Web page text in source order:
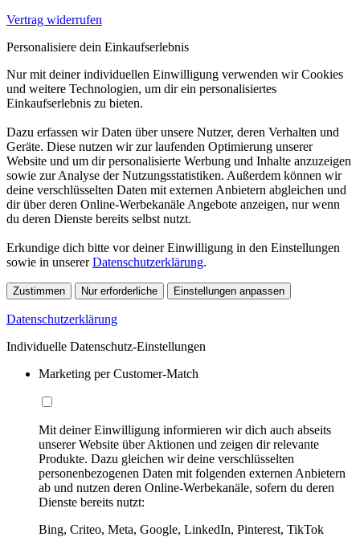
Vertrag widerrufen
Personalisiere dein Einkaufserlebnis
Nur mit deiner individuellen Einwilligung verwenden wir Cookies
und weitere Technologien, um dir ein personalisiertes
Einkaufserlebnis zu bieten.
Dazu erfassen wir Daten über unsere Nutzer, deren Verhalten und
Geräte. Diese nutzen wir zur laufenden Optimierung unserer
Website und um dir personalisierte Werbung und Inhalte anzuzeigen
sowie zur Analyse der Nutzungsstatistiken. Außerdem können wir
deine verschlüsselten Daten mit externen Anbietern abgleichen und
dir über deren Online-Werbekanäle Angebote anzeigen, nur wenn
du deren Dienste bereits selbst nutzt.
Erkundige dich bitte vor deiner Einwilligung in den Einstellungen
sowie in unsererDatenschutzerklärung.
Zustimmen Nur erforderliche Einstellungen anpassen
Datenschutzerklärung
Individuelle Datenschutz-Einstellungen
Marketing per Customer-Match
Mit deiner Einwilligung informieren wir dich auch abseits
unserer Website über Aktionen und zeigen dir relevante
Produkte. Dazu gleichen wir deine verschlüsselten
personenbezogenen Daten mit folgenden externen Anbietern
ab und nutzen deren Online-Werbekanäle, sofern du deren
Dienste bereits nutzt:
Bing, Criteo, Meta, Google, LinkedIn, Pinterest, TikTok